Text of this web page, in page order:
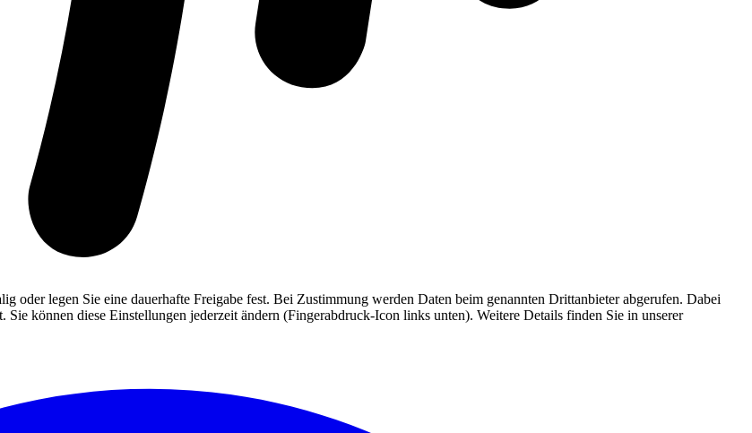
oder legen Sie eine dauerhafte Freigabe fest. Bei Zustimmung werden Daten beim genannten Drittanbieter abgerufen. Dabei
können diese Einstellungen jederzeit ändern (Fingerabdruck-Icon links unten). Weitere Details finden Sie in unserer